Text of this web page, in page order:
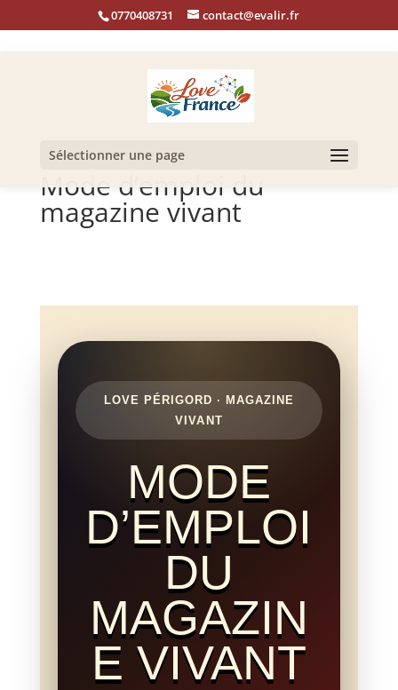
0770408731 contact@evalir.fr
Sélectionner une page
Mode d’emploi du
magazine vivant
LOVE PÉRIGORD · MAGAZINE
VIVANT
MODE
D’EMPLOI
DU
MAGAZIN
E VIVANT